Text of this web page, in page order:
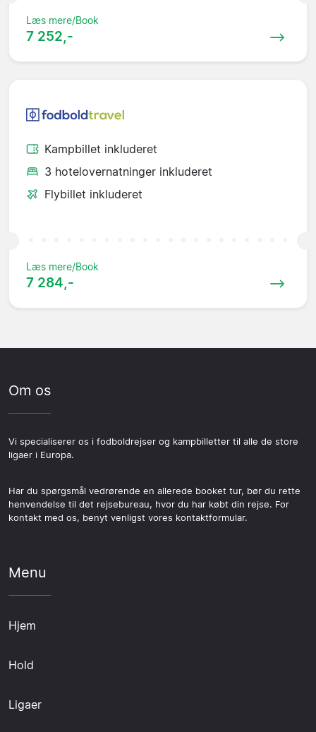
Læs mere/Book
7 252,-
Kampbillet inkluderet
3 hotelovernatninger inkluderet
Flybillet inkluderet
Læs mere/Book
7 284,-
Om os
Vi specialiserer os i fodboldrejser og kampbilletter til alle de store
ligaer i Europa.
Har du spørgsmål vedrørende en allerede booket tur, bør du rette
henvendelse til det rejsebureau, hvor du har købt din rejse. For
kontakt med os, benyt venligst vores kontaktformular.
Menu
Hjem
Hold
Ligaer